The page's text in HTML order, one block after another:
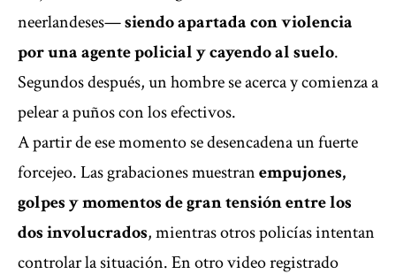
neerlandeses—siendo apartada con violencia
por una agente policial y cayendo al suelo.
Segundos después, un hombre se acerca y comienza a
pelear a puños con los efectivos.
A partir de ese momento se desencadena un fuerte
forcejeo. Las grabacionesmuestranempujones,
golpes y momentos de gran tensión entre los
dos involucrados, mientras otros policías intentan
controlar la situación. En otro video registrado